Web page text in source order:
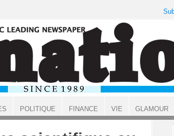
POLITIQUE FINANCE VIE GLAMOUR